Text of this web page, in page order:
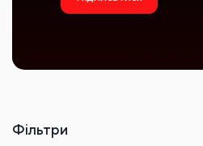
Обрати модель
Фільтри